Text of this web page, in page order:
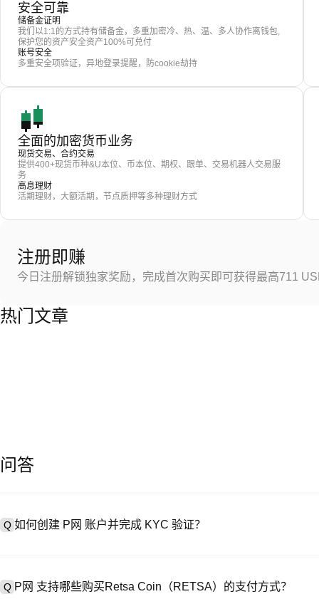
安全可靠
储备金证明
我们以1:1的方式持有储备金，多重加密冷、热、温、多人协作离钱包,
保护您的资产安全资产100%可兑付
账号安全
多重安全项验证，异地登录提醒，防cookie劫持
全面的加密货币业务
现货交易、合约交易
提供400+现货币种&U本位、币本位、期权、跟单、交易机器人交易服
务
高息理财
活期理财，大额活期，节点质押等多种理财方式
注册即赚
今日注册解锁独家奖励，完成首次购买即可获得最高711
热门文章
问答
Q 如何创建 P网 账户并完成 KYC 验证？
Q P网 支持哪些购买Retsa Coin（RETSA）的支付方式？